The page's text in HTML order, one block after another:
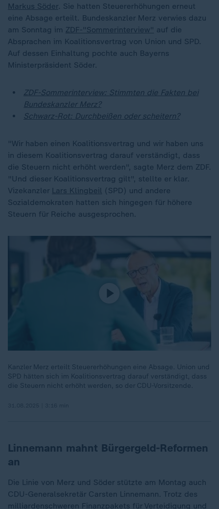
Markus Söder. Sie hatten Steuererhöhungen erneut
eine Absage erteilt. Bundeskanzler Merz verwies dazu
am Sonntag im ZDF-"Sommerinterview" auf die
Absprachen im Koalitionsvertrag von Union und SPD.
Auf dessen Einhaltung pochte auch Bayerns
Ministerpräsident Söder.
ZDF-Sommerinterview: Stimmten die Fakten bei
Bundeskanzler Merz?
Schwarz-Rot: Durchbeißen oder scheitern?
"Wir haben einen Koalitionsvertrag und wir haben uns
in diesem Koalitionsvertrag darauf verständigt, dass
die Steuern nicht erhöht werden", sagte Merz dem ZDF.
"Und dieser Koalitionsvertrag gilt", stellte er klar.
Vizekanzler Lars Klingbeil (SPD) und andere
Sozialdemokraten hatten sich hingegen für höhere
Steuern für Reiche ausgesprochen.
Kanzler Merz erteilt Steuererhöhungen eine Absage. Union und
SPD hätten sich im Koalitionsvertrag darauf verständigt, dass
die Steuern nicht erhöht werden, so der CDU-Vorsitzende.
Linnemann mahnt Bürgergeld-Reformen
an
Die Linie von Merz und Söder stützte am Montag auch
CDU-Generalsekretär Carsten Linnemann. Trotz des
milliardenschweren Finanzpakets für Verteidigung und